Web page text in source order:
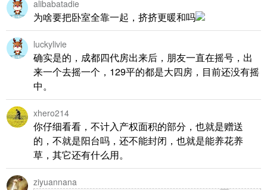
alibabatadie
为啥要把卧室全靠一起，挤挤更暖和吗
luckylivie
确实是的，成都四代房出来后，朋友一直在摇号，出
来一个去摇一个，129平的都是大四房，目前还没有摇
中。
xhero214
你仔细看看，不计入产权面积的部分，也就是赠送
的，不就是阳台吗，还不能封闭，也就是能养花养
草，其它还有什么用。
ziyuannana